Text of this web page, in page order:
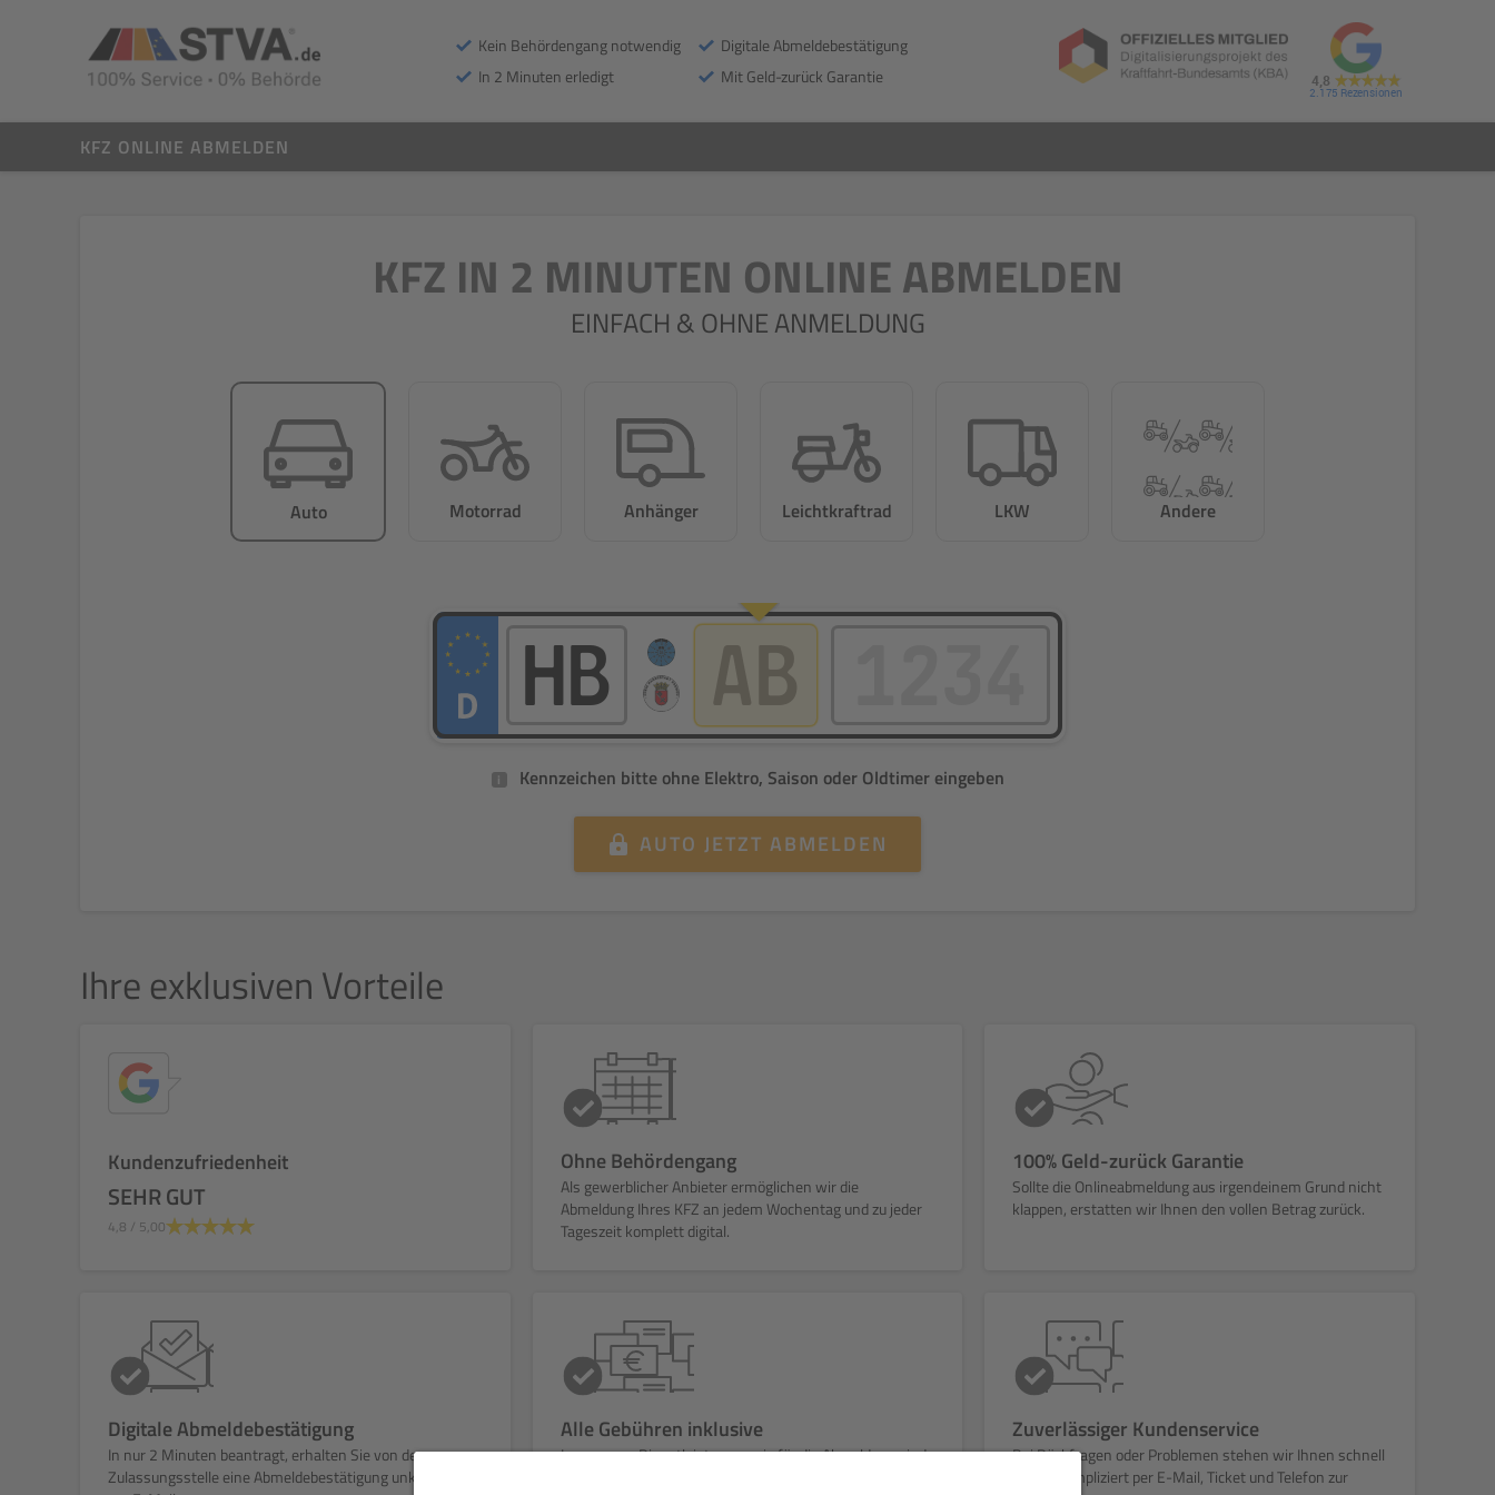
Kein Behördengang notwendig
In 2 Minuten erledigt
Digitale Abmeldebestätigung
Mit Geld-zurück Garantie
4,8
2.175
KFZ ONLINE ABMELDEN
KFZ IN 2 MINUTEN ONLINE ABMELDEN
EINFACH & OHNE ANMELDUNG
Auto Motorrad Anhänger Leichtkraftrad LKW Andere
i Kennzeichen bitte ohne Elektro, Saison oder Oldtimer eingeben
AUTO JETZT ABMELDEN
Ihre exklusiven Vorteile
Kundenzufriedenheit
SEHR GUT
4,8 / 5,00
Ohne Behördengang
Als gewerblicher Anbieter ermöglichen wir die
Abmeldung Ihres KFZ an jedem Wochentag und zu jeder
Tageszeit komplett digital.
100% Geld-zurück Garantie
Sollte die Onlineabmeldung aus irgendeinem Grund nicht
klappen, erstatten wir Ihnen den vollen Betrag zurück.
Digitale Abmeldebestätigung
In nur 2 Minuten beantragt, erhalten Sie von der
Zulassungsstelle eine Abmeldebestätigung unkompliziert
Alle Gebühren inklusive
In unserem Dienstleistungspreis für die Abmeldung sind
Zuverlässiger Kundenservice
Bei Rückfragen oder Problemen stehen wir Ihnen schnell
und unkompliziert per E-Mail, Ticket und Telefon zur